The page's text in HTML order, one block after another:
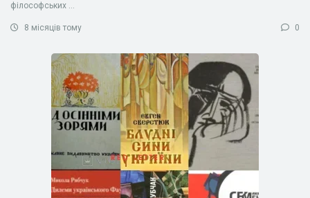
філософських ...
8 місяців тому 0